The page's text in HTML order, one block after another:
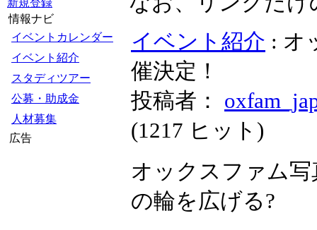
新規登録
情報ナビ
イベントカレンダー
イベント紹介
スタディツアー
公募・助成金
人材募集
広告
イベント紹介 : オ
催決定！
投稿者：
(1217 ヒット )
オックスファム
の輪を広げる?